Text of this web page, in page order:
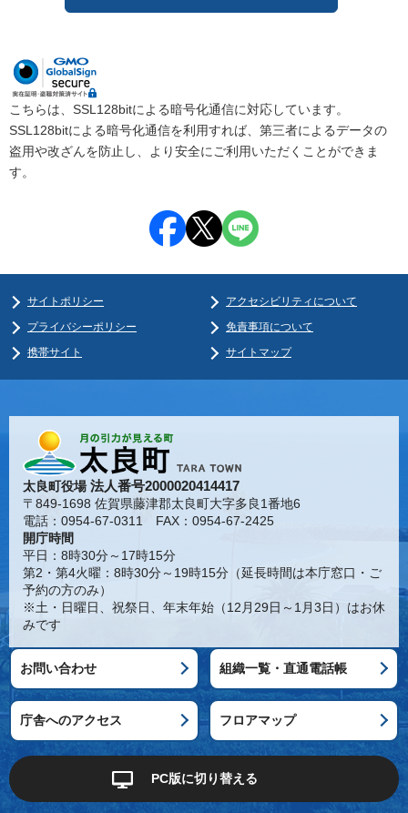
こちらは、SSL128bitによる暗号化通信に対応しています。
SSL128bitによる暗号化通信を利用すれば、第三者によるデータの
盗用や改ざんを防止し、より安全にご利用いただくことができま
す。
サイトポリシー
アクセシビリティについて
プライバシーポリシー
免責事項について
携帯サイト
サイトマップ
太良町役場法人番号2000020414417
〒849-1698 佐賀県藤津郡太良町大字多良1番地6
電話：0954-67-0311 FAX：0954-67-2425
開庁時間
平日：8時30分～17時15分
第2・第4火曜：8時30分～19時15分（延長時間は本庁窓口・ご
予約の方のみ）
※土・日曜日、祝祭日、年末年始（12月29日～1月3日）はお休
みです
お問い合わせ 組織一覧・直通電話帳
庁舎へのアクセス フロアマップ
PC版に切り替える